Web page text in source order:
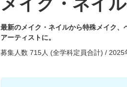
最新のメイク・ネイルから特殊メイク
アーティストに。
募集人数 715人 (全学科定員合計) /